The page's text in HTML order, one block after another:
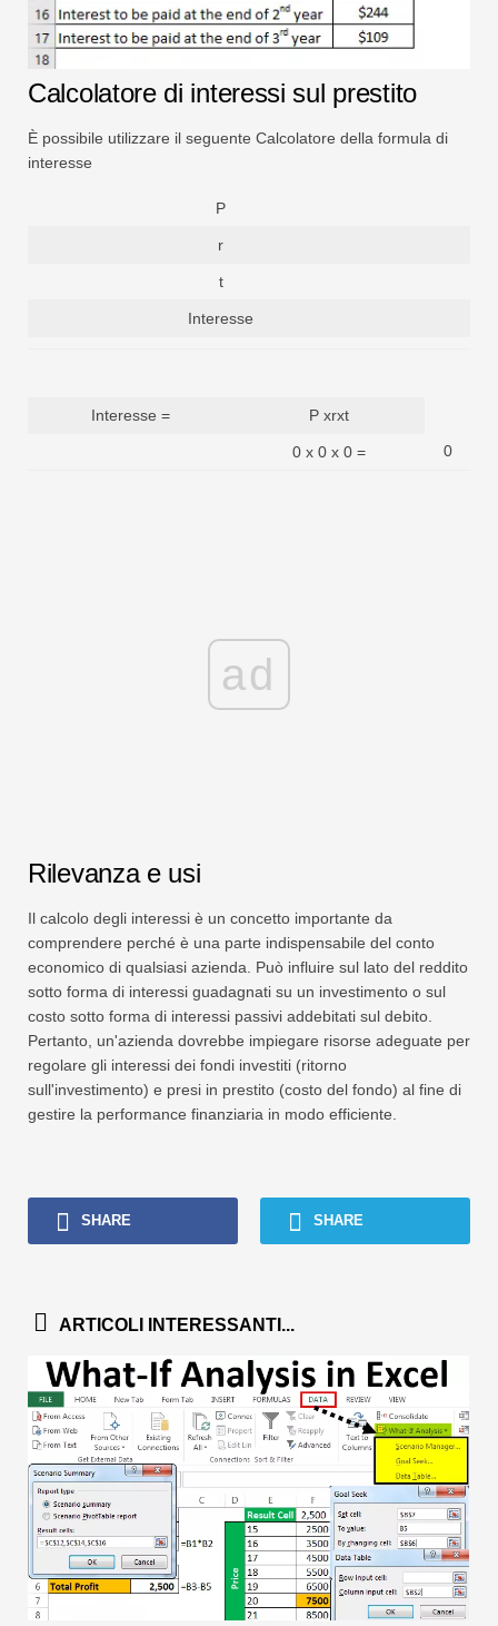
Calcolatore di interessi sul prestito
È possibile utilizzare il seguente Calcolatore della formula di
interesse
P
r
t
Interesse
Interesse = P xrxt
0 x 0 x 0 = 0
ad
Rilevanza e usi
Il calcolo degli interessi è un concetto importante da
comprendere perché è una parte indispensabile del conto
economico di qualsiasi azienda. Può influire sul lato del reddito
sotto forma di interessi guadagnati su un investimento o sul
costo sotto forma di interessi passivi addebitati sul debito.
Pertanto, un'azienda dovrebbe impiegare risorse adeguate per
regolare gli interessi dei fondi investiti (ritorno
sull'investimento) e presi in prestito (costo del fondo) al fine di
gestire la performance finanziaria in modo efficiente.
SHARE SHARE
ARTICOLI INTERESSANTI...